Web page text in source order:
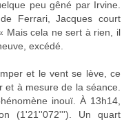
peu gêné par Irvine.
Ferrari, Jacques court
Mais cela ne sert à rien, il
excédé.
et le vent se lève, ce
à mesure de la séance.
inouï. À 13h14,
(1'21''072'''). Un quart